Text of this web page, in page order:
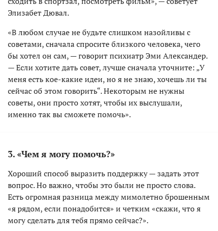
Элизабет Дювал.
«В любом случае не будьте слишком назойливы с
советами, сначала спросите близкого человека, чего
бы хотел он сам, — говорит психиатр Эми Александер.
— Если хотите дать совет, лучше сначала уточните: „У
меня есть кое-какие идеи, но я не знаю, хочешь ли ты
сейчас об этом говорить“. Некоторым не нужны
советы, они просто хотят, чтобы их выслушали,
именно так вы сможете помочь».
3. «Чем я могу помочь?»
Хороший способ выразить поддержку — задать этот
вопрос. Но важно, чтобы это были не просто слова.
Есть огромная разница между мимолетно брошенным
«я рядом, если понадобится» и четким «скажи, что я
могу сделать для тебя прямо сейчас?».